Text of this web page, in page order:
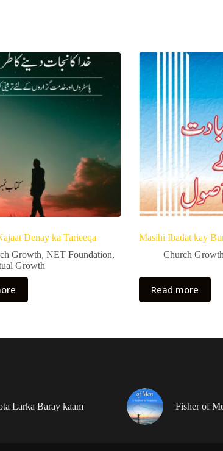
Denay ka Tarieeqa
Growth, NET Foundation,
Growth
Masihi Ibadat kay
Church Growth
Read more
Larka Baray kaam Fisher of